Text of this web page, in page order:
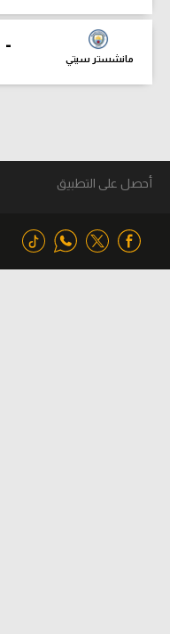
-
مانشستر سيتي
أحصل على التطبيق